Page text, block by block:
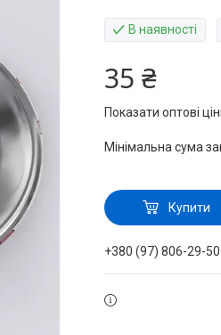
В наявності
35 ₴
Показати оптові
Мінімальна сума
Купити
+380 (97) 806-29-50